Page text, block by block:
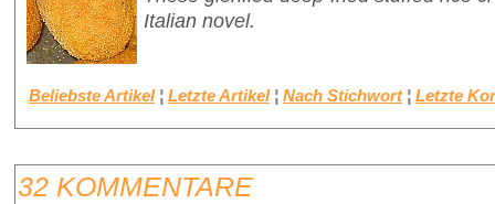
Italian novel.
Beliebste Artikel ¦ Letzte Artikel ¦ Nach Stichwort ¦ Letzte
32 KOMMENTARE